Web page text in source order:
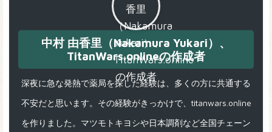
中村 由香里（Nakamura Yukari）、
TitanWars.onlineの作成者
深夜に急な発熱で薬局を探した経験は、多くの方に共通する
不安だと思います。その経験がきっかけで、titanwars.online
を作りました。マツモトキヨシや日本調剤など全国チェーン